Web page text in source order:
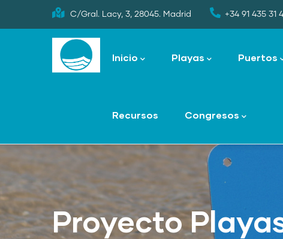
to
C/Gral. Lacy, 3, 28045. Madrid +34 91 435 31
navigation
Inicio Playas Puertos
Recursos Congresos
Proyecto